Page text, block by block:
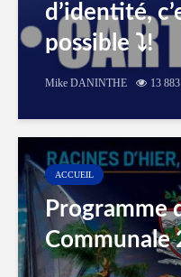
d’identité,
possible ⤵️!
Mike DANINTHE 13
ACCUEIL
Programme
Communale